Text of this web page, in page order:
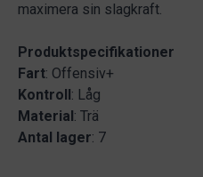
maximera sin slagkraft.
Produktspecifikationer
Fart: Offensiv+
Kontroll: Låg
Material: Trä
Antal lager: 7